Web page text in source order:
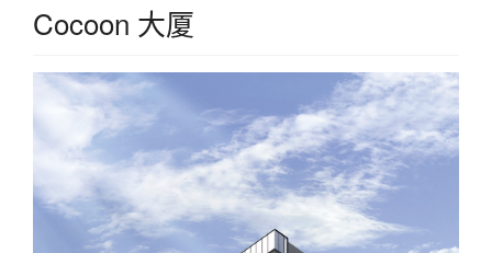
Cocoon 大厦